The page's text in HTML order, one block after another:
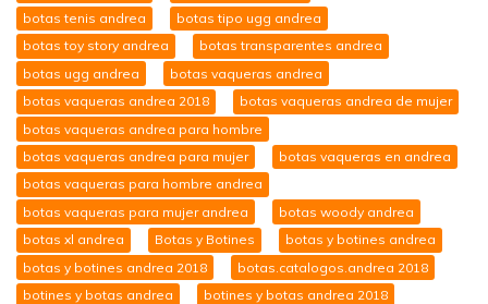
botas tenis andrea
botas tipo ugg andrea
botas toy story andrea
botas transparentes andrea
botas ugg andrea
botas vaqueras andrea
botas vaqueras andrea 2018
botas vaqueras andrea de mujer
botas vaqueras andrea para hombre
botas vaqueras andrea para mujer
botas vaqueras en andrea
botas vaqueras para hombre andrea
botas vaqueras para mujer andrea
botas woody andrea
botas xl andrea
Botas y Botines
botas y botines andrea
botas y botines andrea 2018
botas.catalogos.andrea 2018
botines y botas andrea
botines y botas andrea 2018